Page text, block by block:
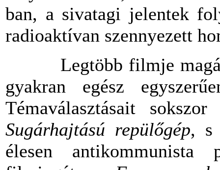
ban, a sivatagi jelentek
radioaktívan szennyezett
Legtöbb filmje magán
gyakran egész
Témaválasztásait
Sugárhajtású repülőgép,
élesen antikommunista